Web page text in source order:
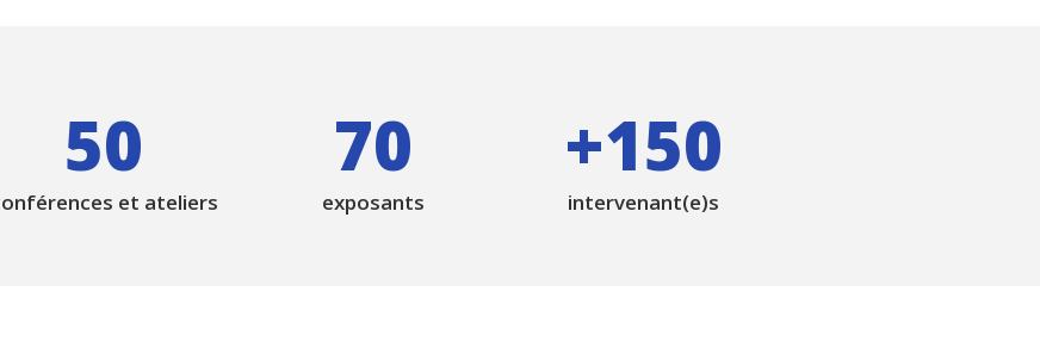
50
et ateliers
70
exposants
+150
intervenant(e)s